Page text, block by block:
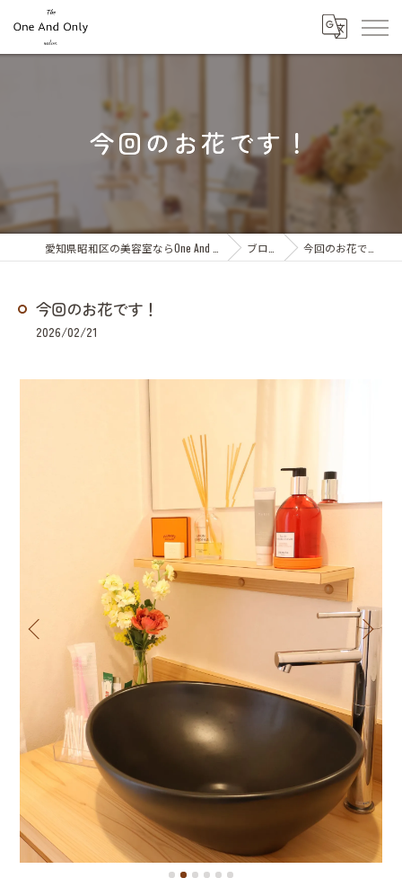
今回のお花です！
ブログ 今回のお花です！
今回のお花です！
2026/02/21